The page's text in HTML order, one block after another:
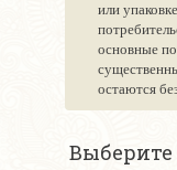
или
основные
остаются
Выберите